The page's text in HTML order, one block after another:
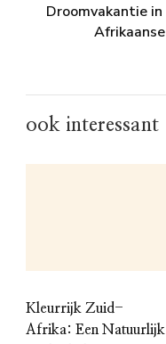
Droomvakantie
ook interessant
Kleurrijk Zuid-
Afrika: Een Natuurlijk